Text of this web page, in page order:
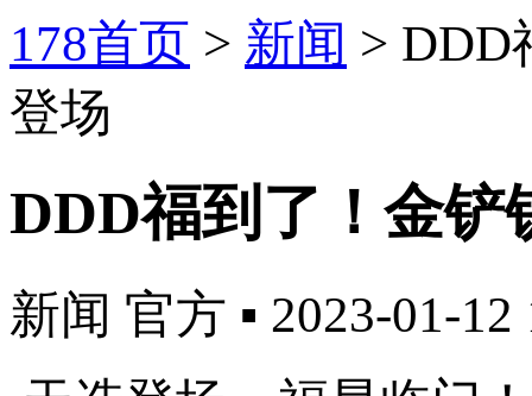
178首页 > 新闻 > DDD
登场
DDD福到了！金铲
新闻 官方 ▪ 2023-01-12